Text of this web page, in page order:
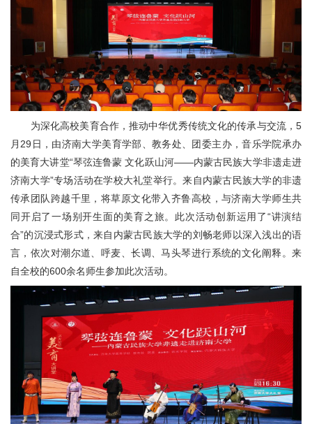
为深化高校美育合作，推动中华优秀传统文化的传承与交流，5
月29日，由济南大学美育学部、教务处、团委主办，音乐学院承办
的美育大讲堂“琴弦连鲁蒙 文化跃山河——内蒙古民族大学非遗走进
济南大学”专场活动在学校大礼堂举行。来自内蒙古民族大学的非遗
传承团队跨越千里，将草原文化带入齐鲁高校，与济南大学师生共
同开启了一场别开生面的美育之旅。此次活动创新运用了“讲演结
合”的沉浸式形式，来自内蒙古民族大学的刘畅老师以深入浅出的语
言，依次对潮尔道、呼麦、长调、马头琴进行系统的文化阐释。来
自全校的600余名师生参加此次活动。